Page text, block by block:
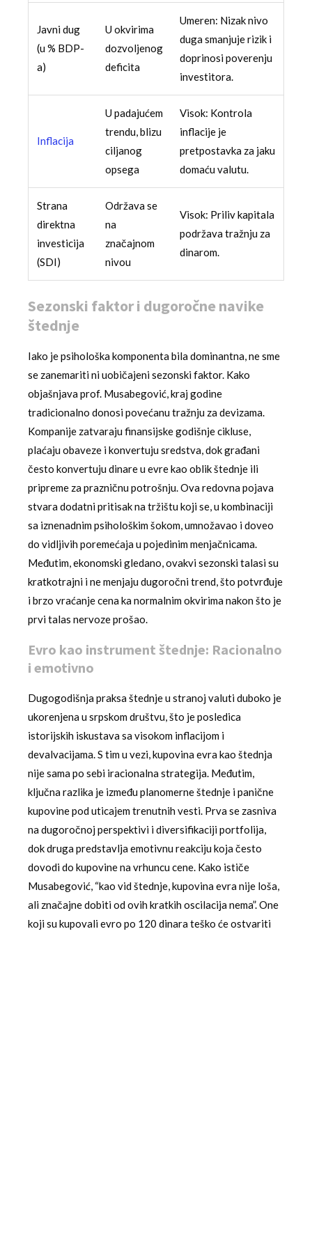
Javni dug
(u % BDP-
a)
U okvirima
dozvoljenog
deficita
Umeren: Nizak nivo
duga smanjuje rizik i
doprinosi poverenju
investitora.
Inflacija
U padajućem
trendu, blizu
ciljanog
opsega
Visok: Kontrola
inflacije je
pretpostavka za jaku
domaću valutu.
Strana
direktna
investicija
(SDI)
Održava se
na
značajnom
nivou
Visok: Priliv kapitala
podržava tražnju za
dinarom.
Sezonski faktor i dugoročne navike
štednje
Iako je psihološka komponenta bila dominantna, ne sme
se zanemariti ni uobičajeni sezonski faktor. Kako
objašnjava prof. Musabegović, kraj godine
tradicionalno donosi povećanu tražnju za devizama.
Kompanije zatvaraju finansijske godišnje cikluse,
plaćaju obaveze i konvertuju sredstva, dok građani
često konvertuju dinare u evre kao oblik štednje ili
pripreme za prazničnu potrošnju. Ova redovna pojava
stvara dodatni pritisak na tržištu koji se, u kombinaciji
sa iznenadnim psihološkim šokom, umnožavao i doveo
do vidljivih poremećaja u pojedinim menjačnicama.
Međutim, ekonomski gledano, ovakvi sezonski talasi su
kratkotrajni i ne menjaju dugoročni trend, što potvrđuje
i brzo vraćanje cena ka normalnim okvirima nakon što je
prvi talas nervoze prošao.
Evro kao instrument štednje: Racionalno
i emotivno
Dugogodišnja praksa štednje u stranoj valuti duboko je
ukorenjena u srpskom društvu, što je posledica
istorijskih iskustava sa visokom inflacijom i
devalvacijama. S tim u vezi, kupovina evra kao štednja
nije sama po sebi iracionalna strategija. Međutim,
ključna razlika je između planomerne štednje i panične
kupovine pod uticajem trenutnih vesti. Prva se zasniva
na dugoročnoj perspektivi i diversifikaciji portfolija,
dok druga predstavlja emotivnu reakciju koja često
dovodi do kupovine na vrhuncu cene. Kako ističe
Musabegović, “kao vid štednje, kupovina evra nije loša,
ali značajne dobiti od ovih kratkih oscilacija nema”. One
koji su kupovali evro po 120 dinara teško će ostvariti